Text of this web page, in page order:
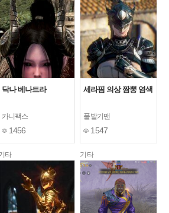
닥나 베나트라
카니팩스
1456
세라핌 의상 짬뽕 염색
풀발기맨
1547
타 기타